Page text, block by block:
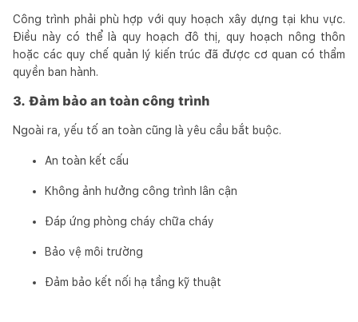
Công trình phải phù hợp với quy hoạch xây dựng tại khu vực.
Điều này có thể là quy hoạch đô thị, quy hoạch nông thôn
hoặc các quy chế quản lý kiến trúc đã được cơ quan có thẩm
quyền ban hành.
3. Đảm bảo an toàn công trình
Ngoài ra, yếu tố an toàn cũng là yêu cầu bắt buộc.
An toàn kết cấu
Không ảnh hưởng công trình lân cận
Đáp ứng phòng cháy chữa cháy
Bảo vệ môi trường
Đảm bảo kết nối hạ tầng kỹ thuật